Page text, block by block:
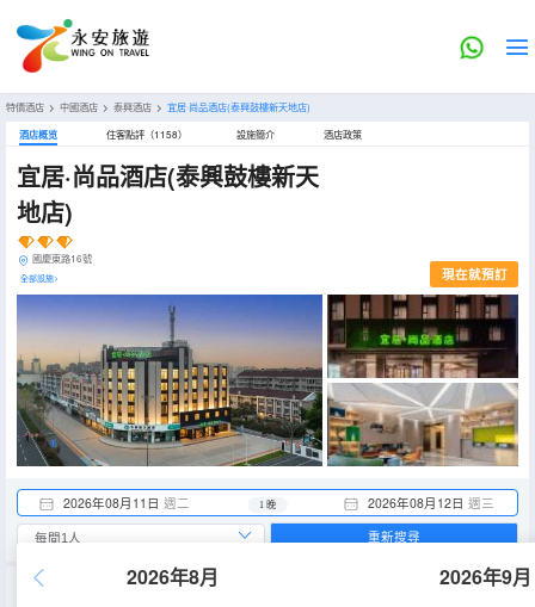
特價酒店 > 中國酒店 > 泰興酒店 > 宜居·尚品酒店(泰興鼓樓新天地店)
酒店概览 住客點評（1158） 設施簡介 酒店政策
宜居·尚品酒店(泰興鼓樓新天
地店)
國慶東路16號
全部設施> 現在就預訂
2026年08月11日 週二 2026年08月12日 週三
1 晚
2026年8月 2026年9月
重新搜尋